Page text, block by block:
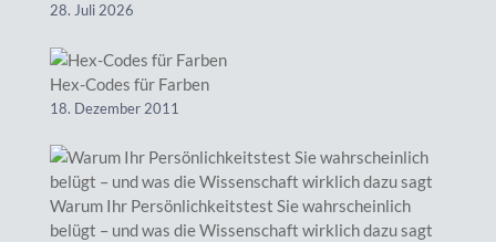
28. Juli 2026
Hex-Codes für Farben
18. Dezember 2011
Warum Ihr Persönlichkeitstest Sie wahrscheinlich
belügt – und was die Wissenschaft wirklich dazu sagt